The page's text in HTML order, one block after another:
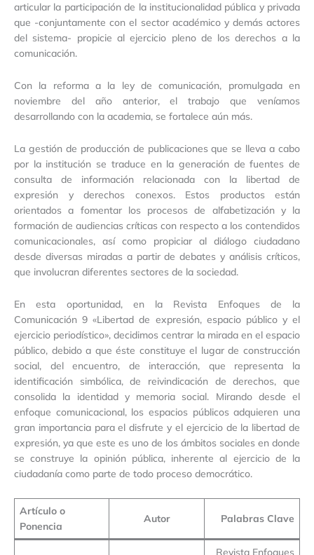
articular la participación de la institucionalidad pública y privada
que -conjuntamente con el sector académico y demás actores
del sistema- propicie al ejercicio pleno de los derechos a la
comunicación.
Con la reforma a la ley de comunicación, promulgada en
noviembre del año anterior, el trabajo que veníamos
desarrollando con la academia, se fortalece aún más.
La gestión de producción de publicaciones que se lleva a cabo
por la institución se traduce en la generación de fuentes de
consulta de información relacionada con la libertad de
expresión y derechos conexos. Estos productos están
orientados a fomentar los procesos de alfabetización y la
formación de audiencias críticas con respecto a los contendidos
comunicacionales, así como propiciar al diálogo ciudadano
desde diversas miradas a partir de debates y análisis críticos,
que involucran diferentes sectores de la sociedad.
En esta oportunidad, en la Revista Enfoques de la
Comunicación 9 «Libertad de expresión, espacio público y el
ejercicio periodístico», decidimos centrar la mirada en el espacio
público, debido a que éste constituye el lugar de construcción
social, del encuentro, de interacción, que representa la
identificación simbólica, de reivindicación de derechos, que
consolida la identidad y memoria social. Mirando desde el
enfoque comunicacional, los espacios públicos adquieren una
gran importancia para el disfrute y el ejercicio de la libertad de
expresión, ya que este es uno de los ámbitos sociales en donde
se construye la opinión pública, inherente al ejercicio de la
ciudadanía como parte de todo proceso democrático.
Artículo o
Ponencia
Autor Palabras Clave
Revista Enfoques